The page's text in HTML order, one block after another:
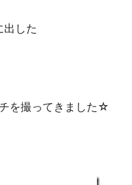
出した
を撮ってきました☆